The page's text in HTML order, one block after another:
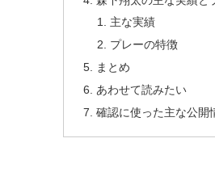
主な実績
プレーの特徴
まとめ
あわせて読みたい
確認に使った主な公開